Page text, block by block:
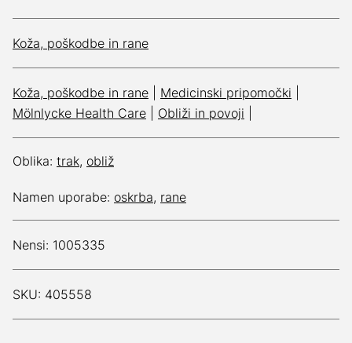
Koža, poškodbe in rane
Koža, poškodbe in rane Medicinski pripomočki
Mölnlycke Health Care
Obliži in povoji
Oblika: trak, obliž
Namen uporabe: oskrba, rane
Nensi: 1005335
SKU: 405558